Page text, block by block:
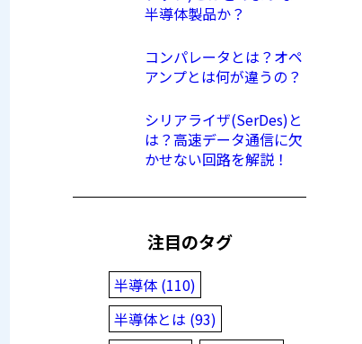
半導体製品か？
コンパレータとは？オペ
アンプとは何が違うの？
シリアライザ(SerDes)と
は？高速データ通信に欠
かせない回路を解説！
注目のタグ
半導体 (110)
半導体とは (93)